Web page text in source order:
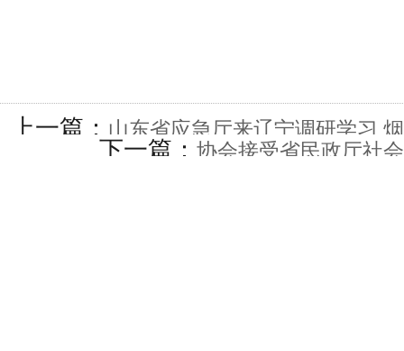
上一篇： 山东省应急厅来辽宁调研学习
下一篇： 协会接受省民政厅社